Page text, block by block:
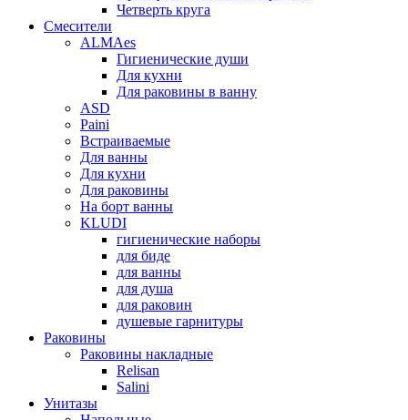
Четверть круга
Смесители
ALMAes
Гигиенические души
Для кухни
Для раковины в ванну
ASD
Paini
Встраиваемые
Для ванны
Для кухни
Для раковины
На борт ванны
KLUDI
гигиенические наборы
для биде
для ванны
для душа
для раковин
душевые гарнитуры
Раковины
Раковины накладные
Relisan
Salini
Унитазы